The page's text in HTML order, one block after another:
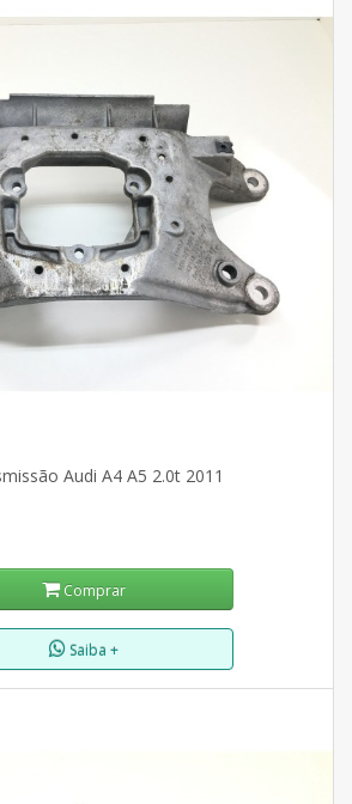
Audi A4 A5 2.0t 2011
Comprar
Saiba +